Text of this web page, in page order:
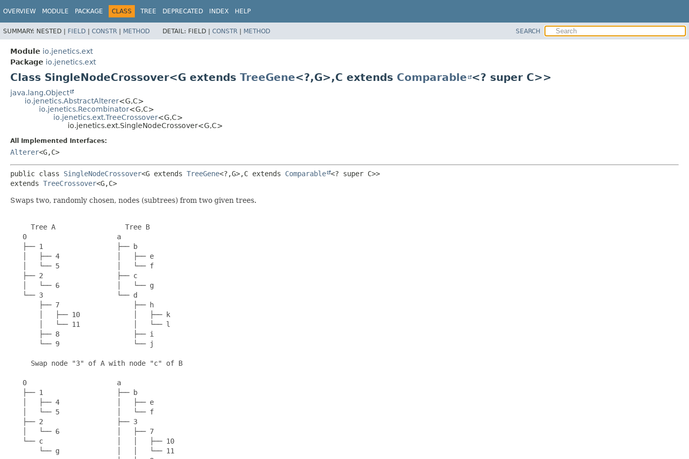
OVERVIEW MODULE PACKAGE CLASS TREE DEPRECATED INDEX HELP
SUMMARY: NESTED | FIELD | CONSTR | METHOD DETAIL: FIELD | CONSTR | METHOD SEARCH
Module io.jenetics.ext
Package io.jenetics.ext
Class SingleNodeCrossover<G extends TreeGene<?,G>,C extends Comparable <? super C>>
java.lang.Object
io.jenetics.AbstractAlterer<G,C>
io.jenetics.Recombinator<G,C>
io.jenetics.ext.TreeCrossover<G,C>
io.jenetics.ext.SingleNodeCrossover<G,C>
All Implemented Interfaces:
Alterer<G,C>
public class SingleNodeCrossover<G extends TreeGene<?,G>,C extends Comparable <? super C>>
extends TreeCrossover<G,C>
Swaps two, randomly chosen, nodes (subtrees) from two given trees.
     Tree A                 Tree B
   0                      a
   ├── 1                  ├── b
   │   ├── 4              │   ├── e
   │   └── 5              │   └── f
   ├── 2                  ├── c
   │   └── 6              │   └── g
   └── 3                  └── d
       ├── 7                  ├── h
       │   ├── 10             │   ├── k
       │   └── 11             │   └── l
       ├── 8                  ├── i
       └── 9                  └── j
     Swap node "3" of A with node "c" of B
   0                      a
   ├── 1                  ├── b
   │   ├── 4              │   ├── e
   │   └── 5              │   └── f
   ├── 2                  ├── 3
   │   └── 6              │   ├── 7
   └── c                  │   │   ├── 10
       └── g              │   │   └── 11